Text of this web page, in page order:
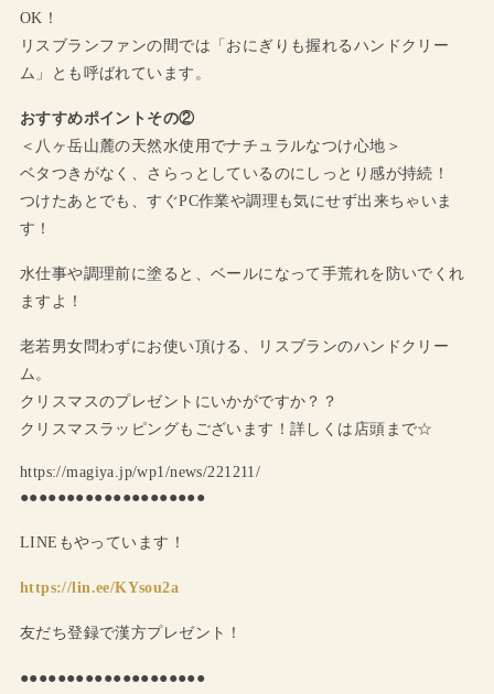
OK！
リスブランファンの間では「おにぎりも握れるハンドクリー
ム」とも呼ばれています。
おすすめポイントその②
＜八ヶ岳山麓の天然水使用でナチュラルなつけ心地＞
ベタつきがなく、さらっとしているのにしっとり感が持続！
つけたあとでも、すぐPC作業や調理も気にせず出来ちゃいま
す！
水仕事や調理前に塗ると、ベールになって手荒れを防いでくれ
ますよ！
老若男女問わずにお使い頂ける、リスブランのハンドクリー
ム。
クリスマスのプレゼントにいかがですか？？
クリスマスラッピングもございます！詳しくは店頭まで☆
https://magiya.jp/wp1/news/221211/
●●●●●●●●●●●●●●●●●●●●
LINEもやっています！
https://lin.ee/KYsou2a
友だち登録で漢方プレゼント！
●●●●●●●●●●●●●●●●●●●●